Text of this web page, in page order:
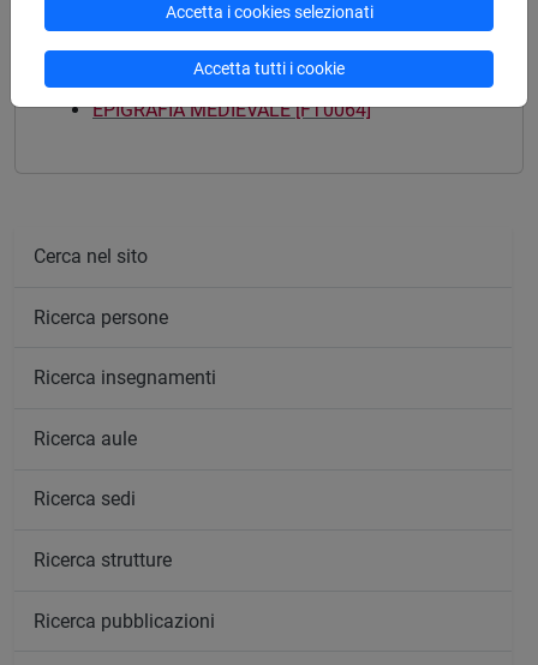
EPIGRAFIA MEDIEVALE [FT0064]
Cerca nel sito
Ricerca persone
Ricerca insegnamenti
Ricerca aule
Ricerca sedi
Ricerca strutture
Ricerca pubblicazioni
Accetta i cookies selezionati
Accetta tutti i cookie